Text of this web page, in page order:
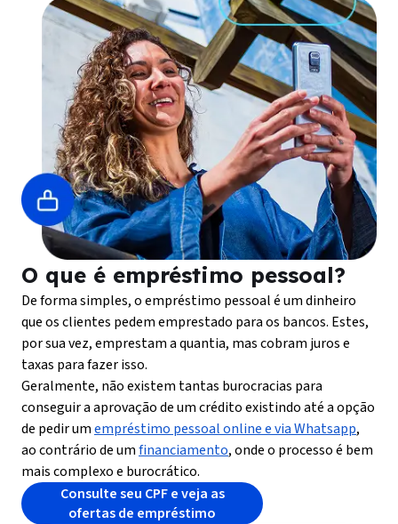
O que é empréstimo pessoal?
De forma simples, o empréstimo pessoal é um dinheiro
que os clientes pedem emprestado para os bancos. Estes,
por sua vez, emprestam a quantia, mas cobram juros e
taxas para fazer isso.
Geralmente, não existem tantas burocracias para
conseguir a aprovação de um crédito existindo até a opção
de pedir umempréstimo pessoal online e via Whatsapp,
ao contrário de umfinanciamento, onde o processo é bem
mais complexo e burocrático.
Consulte seu CPF e veja as
ofertas de empréstimo